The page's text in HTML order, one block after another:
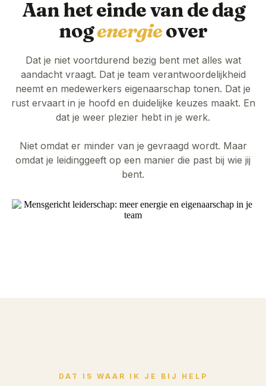
Aan het einde van de dag
nogenergieover
Dat je niet voortdurend bezig bent met alles wat
aandacht vraagt. Dat je team verantwoordelijkheid
neemt en medewerkers eigenaarschap tonen. Dat je
rust ervaart in je hoofd en duidelijke keuzes maakt. En
dat je weer plezier hebt in je werk.
Niet omdat er minder van je gevraagd wordt. Maar
omdat je leidinggeeft op een manier die past bij wie jij
bent.
DAT IS WAAR IK JE BIJ HELP